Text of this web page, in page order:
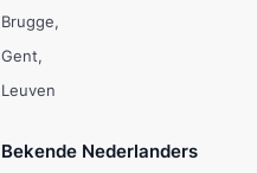
Brugge
Gent
Leuven
Bekende Nederlanders